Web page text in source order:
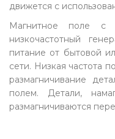
движется с
Магнитное поле с
низкочастотный
питание от бытовой
сети. Низкая частота
размагничивание
полем. Детали,
размагничиваются